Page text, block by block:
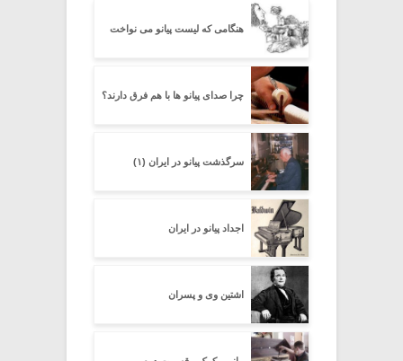
هنگامی که لیست پیانو می نواخت
چرا صدای پیانو ها با هم فرق دارند؟
سرگذشت پیانو در ایران (۱)
اجداد پیانو در ایران
اشتین وی و پسران